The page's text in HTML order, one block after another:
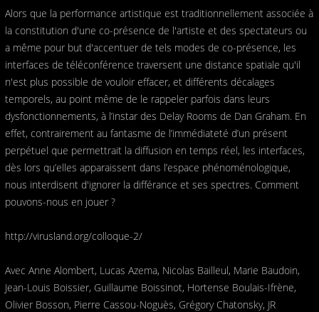
Alors que la performance artistique est traditionnellement associée à
la constitution d'une co-présence de l'artiste et des spectateurs ou
a même pour but d'accentuer de tels modes de co-présence, les
interfaces de téléconférence traversent une distance spatiale qu'il
n'est plus possible de vouloir effacer, et différents décalages
temporels, au point même de le rappeler parfois dans leurs
dysfonctionnements, à l’instar des Delay Rooms de Dan Graham. En
effet, contrairement au fantasme de l’immédiateté d’un présent
perpétuel que permettrait la diffusion en temps réel, les interfaces,
dès lors qu’elles apparaissent dans l’espace phénoménologique,
nous interdisent d'ignorer la différance et ses spectres. Comment
pouvons-nous en jouer ?
http://virusland.org/colloque-2/
Avec Anne Alombert, Lucas Azema, Nicolas Bailleul, Marie Baudoin,
Jean-Louis Boissier, Guillaume Boissinot, Hortense Boulais-Ifrène,
Olivier Bosson, Pierre Cassou-Noguès, Grégory Chatonsky, JR